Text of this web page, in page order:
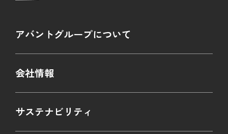
アバントグループについて
会社情報
サステナビリティ